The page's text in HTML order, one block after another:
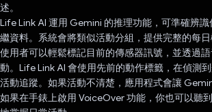
述。
Life Link AI 運用 Gemini 的推理功能，可準確辨
繼資料。系統會將類似活動分組，提供完整的每日
使用者可以輕鬆標記目前的傳感器訊號，並透過
動。Life Link AI 會使用先前的動作標籤，在偵測
活動追蹤。如果活動不清楚，應用程式會讓
如果在手錶上啟用 VoiceOver 功能，你也可以聽